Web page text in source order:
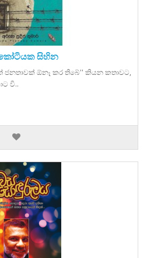
සිහින
ජනතාවක් ඕනෑ කර තිබේ'' කියන කතාවට,
වි..